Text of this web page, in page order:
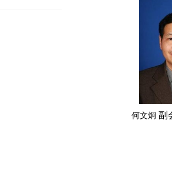
何文炯 副